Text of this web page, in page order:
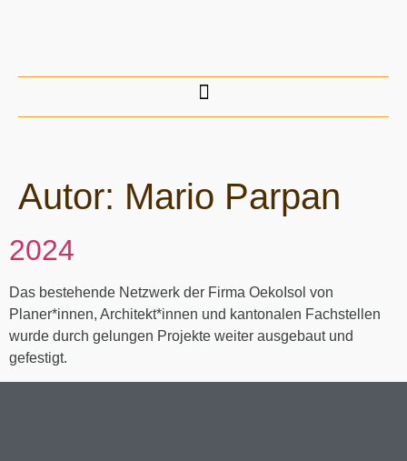
Autor: Mario Parpan
2024
Das bestehende Netzwerk der Firma OekoIsol von
Planer*innen, Architekt*innen und kantonalen Fachstellen
wurde durch gelungen Projekte weiter ausgebaut und
gefestigt.